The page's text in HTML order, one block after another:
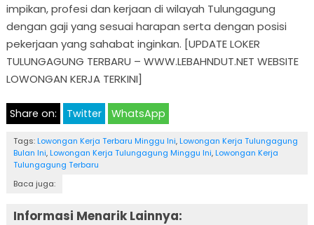
impikan, profesi dan kerjaan di wilayah Tulungagung
dengan gaji yang sesuai harapan serta dengan posisi
pekerjaan yang sahabat inginkan. [UPDATE LOKER
TULUNGAGUNG TERBARU – WWW.LEBAHNDUT.NET WEBSITE
LOWONGAN KERJA TERKINI]
Share on: Twitter WhatsApp
Tags: Lowongan Kerja Terbaru Minggu Ini, Lowongan Kerja Tulungagung
Bulan Ini, Lowongan Kerja Tulungagung Minggu Ini, Lowongan Kerja
Tulungagung Terbaru
Baca juga:
Informasi Menarik Lainnya: